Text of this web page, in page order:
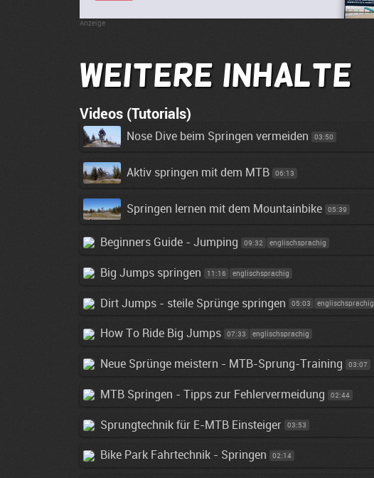
Anzeige
Weitere Inhalte
Videos (Tutorials)
Nose Dive beim Springen vermeiden 03:50
Aktiv springen mit dem MTB 06:13
Springen lernen mit dem Mountainbike 05:39
Beginners Guide - Jumping 09:32 englischsprachig
Big Jumps springen 11:16 englischsprachig
Dirt Jumps - steile Sprünge springen 05:03 englischsprachig
How To Ride Big Jumps 07:33 englischsprachig
Neue Sprünge meistern - MTB-Sprung-Training 03:07
MTB Springen - Tipps zur Fehlervermeidung 02:44
Sprungtechnik für E-MTB Einsteiger 03:53
Bike Park Fahrtechnik - Springen 02:14